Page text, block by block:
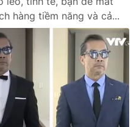
hàng tiềm năng và cả...